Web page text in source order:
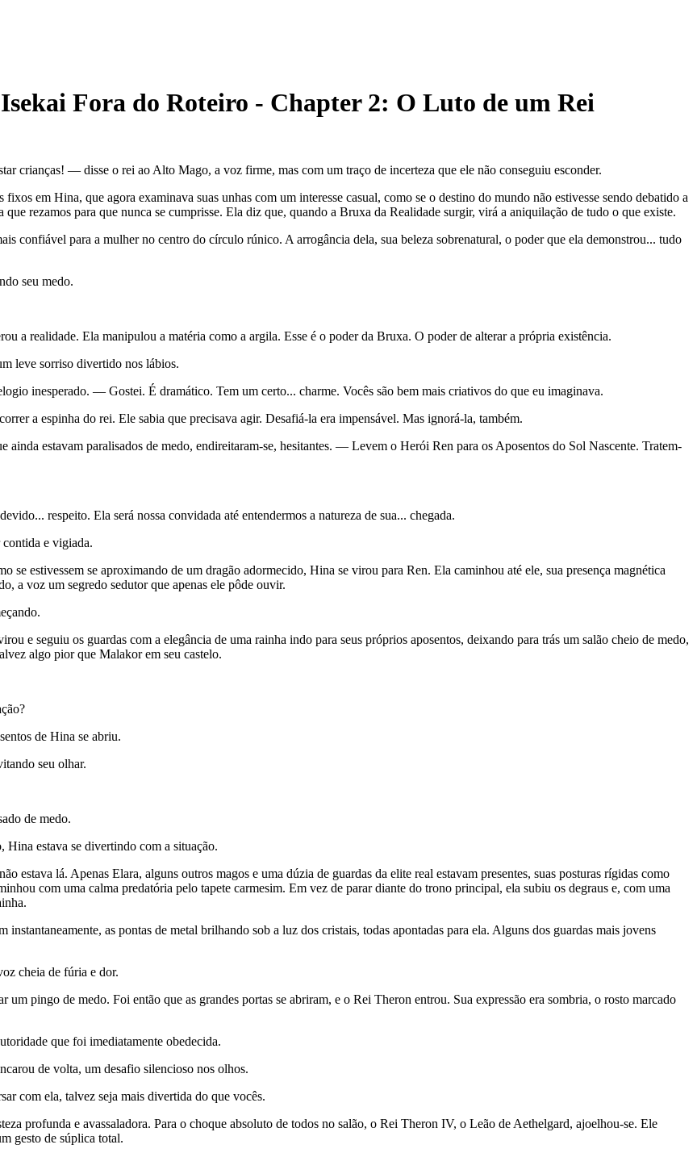
Fora do Roteiro - Chapter 2: O Luto de um Rei
crianças! — disse o rei ao Alto Mago, a voz firme, mas com um traço de incerteza que ele não conseguiu esconder.
em Hina, que agora examinava suas unhas com um interesse casual, como se o destino do mundo não estivesse sendo debatido a
rezamos para que nunca se cumprisse. Ela diz que, quando a Bruxa da Realidade surgir, virá a aniquilação de tudo o que existe.
confiável para a mulher no centro do círculo rúnico. A arrogância dela, sua beleza sobrenatural, o poder que ela demonstrou... tudo
seu medo.
realidade. Ela manipulou a matéria como a argila. Esse é o poder da Bruxa. O poder de alterar a própria existência.
leve sorriso divertido nos lábios.
inesperado. — Gostei. É dramático. Tem um certo... charme. Vocês são bem mais criativos do que eu imaginava.
a espinha do rei. Ele sabia que precisava agir. Desafiá-la era impensável. Mas ignorá-la, também.
estavam paralisados de medo, endireitaram-se, hesitantes. — Levem o Herói Ren para os Aposentos do Sol Nascente. Tratem-
respeito. Ela será nossa convidada até entendermos a natureza de sua... chegada.
contida e vigiada.
se estivessem se aproximando de um dragão adormecido, Hina se virou para Ren. Ela caminhou até ele, sua presença magnética
a voz um segredo sedutor que apenas ele pôde ouvir.
e seguiu os guardas com a elegância de uma rainha indo para seus próprios aposentos, deixando para trás um salão cheio de medo,
algo pior que Malakor em seu castelo.
de Hina se abriu.
seu olhar.
de medo.
estava se divertindo com a situação.
estava lá. Apenas Elara, alguns outros magos e uma dúzia de guardas da elite real estavam presentes, suas posturas rígidas como
com uma calma predatória pelo tapete carmesim. Em vez de parar diante do trono principal, ela subiu os degraus e, com uma
as pontas de metal brilhando sob a luz dos cristais, todas apontadas para ela. Alguns dos guardas mais jovens
cheia de fúria e dor.
um pingo de medo. Foi então que as grandes portas se abriram, e o Rei Theron entrou. Sua expressão era sombria, o rosto marcado
que foi imediatamente obedecida.
de volta, um desafio silencioso nos olhos.
com ela, talvez seja mais divertida do que vocês.
profunda e avassaladora. Para o choque absoluto de todos no salão, o Rei Theron IV, o Leão de Aethelgard, ajoelhou-se. Ele
gesto de súplica total.